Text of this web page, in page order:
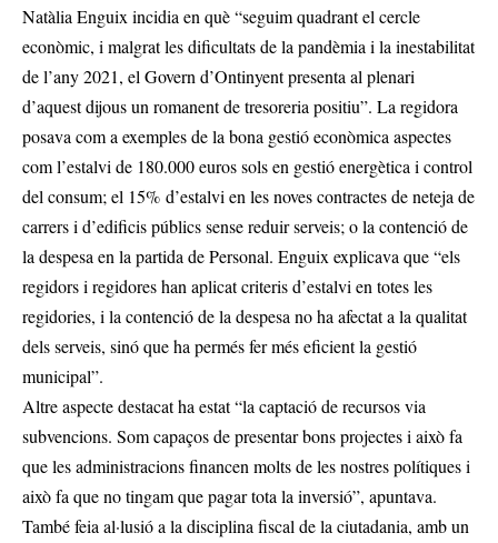
Natàlia Enguix incidia en què “seguim quadrant el cercle
econòmic, i malgrat les dificultats de la pandèmia i la inestabilitat
de l’any 2021, el Govern d’Ontinyent presenta al plenari
d’aquest dijous un romanent de tresoreria positiu”. La regidora
posava com a exemples de la bona gestió econòmica aspectes
com l’estalvi de 180.000 euros sols en gestió energètica i control
del consum; el 15% d’estalvi en les noves contractes de neteja de
carrers i d’edificis públics sense reduir serveis; o la contenció de
la despesa en la partida de Personal. Enguix explicava que “els
regidors i regidores han aplicat criteris d’estalvi en totes les
regidories, i la contenció de la despesa no ha afectat a la qualitat
dels serveis, sinó que ha permés fer més eficient la gestió
municipal”.
Altre aspecte destacat ha estat “la captació de recursos via
subvencions. Som capaços de presentar bons projectes i això fa
que les administracions financen molts de les nostres polítiques i
això fa que no tingam que pagar tota la inversió”, apuntava.
També feia al·lusió a la disciplina fiscal de la ciutadania, amb un